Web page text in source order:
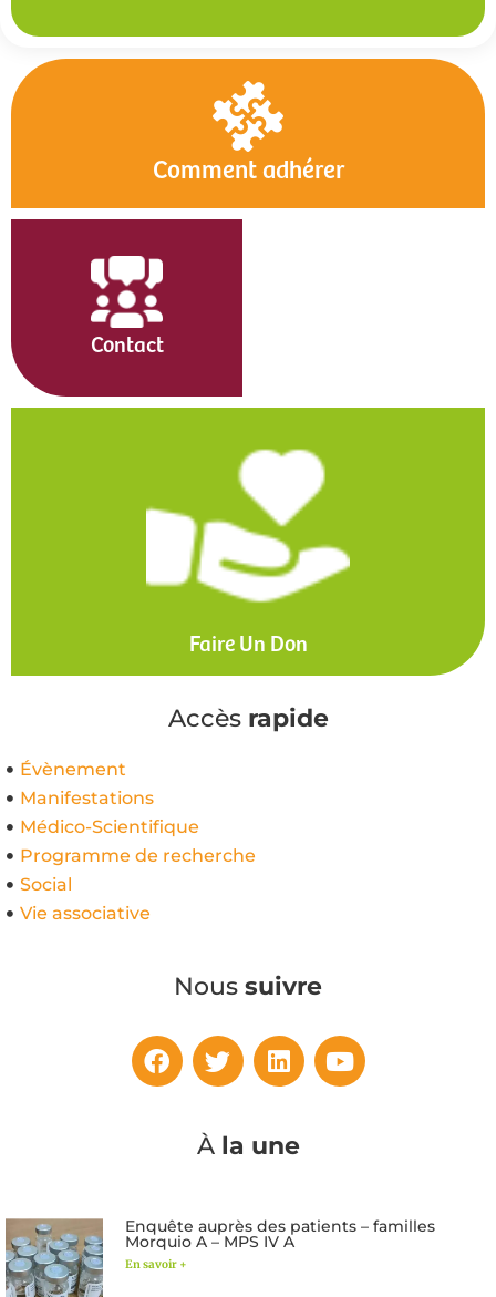
Comment adhérer
Contact
Faire Un Don
Accès rapide
Évènement
Manifestations
Médico-Scientifique
Programme de recherche
Social
Vie associative
Nous suivre
À la une
Enquête auprès des patients – familles
Morquio A – MPS IV A
En savoir +